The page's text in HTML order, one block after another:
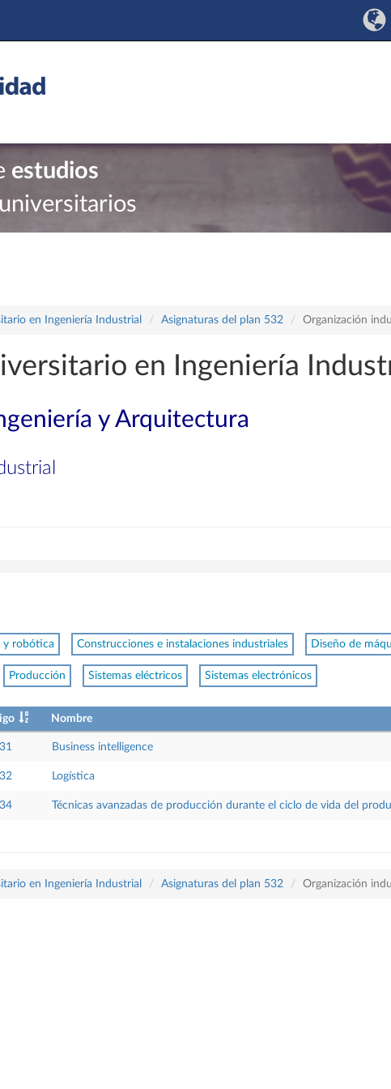
estudios
universitarios
en Ingeniería Industrial Asignaturas del plan 532 Organización
en Ingeniería
y Arquitectura
y robótica Construcciones e instalaciones industriales Diseño de
Producción Sistemas eléctricos Sistemas electrónicos
Nombre
Business intelligence
Logística
Técnicas avanzadas de producción durante el ciclo de vida del
en Ingeniería Industrial Asignaturas del plan 532 Organización